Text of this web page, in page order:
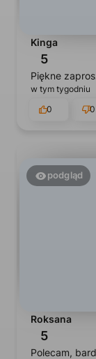
Kinga
5
Piękne
w tym tygodniu
0
0
podgląd
Roksana
5
Polecam,